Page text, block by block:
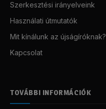
Szerkesztési irányelveink
Használati útmutatók
Mit kínálunk az újságíróknak?
Kapcsolat
TOVÁBBI INFORMÁCIÓK